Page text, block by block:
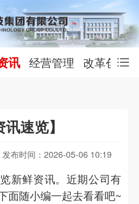
讯 经营管理 改革创新
讯速览】
发布时间：2026-05-06 10:19
新鲜资讯。近期公司有
面随小编一起去看看吧~